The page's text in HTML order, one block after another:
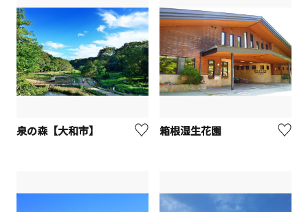
泉の森【大和市】 箱根湿生花園